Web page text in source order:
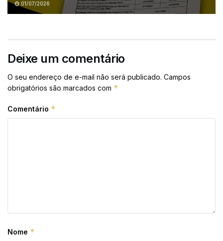
01/07/2026
Deixe um comentário
O seu endereço de e-mail não será publicado. Campos
obrigatórios são marcados com *
Comentário *
Nome *